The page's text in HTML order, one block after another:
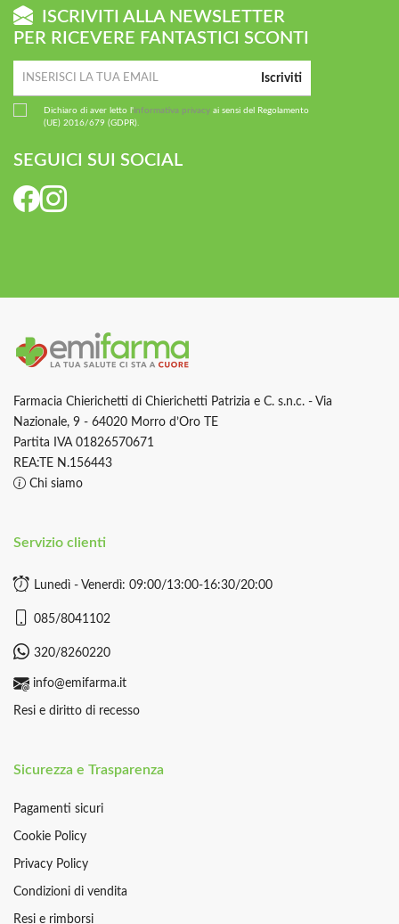
ISCRIVITI ALLA NEWSLETTER
PER RICEVERE FANTASTICI SCONTI
Iscriviti
Dichiaro di aver letto l'informativa privacy ai sensi del Regolamento
(UE) 2016/679 (GDPR).
SEGUICI SUI SOCIAL
Farmacia Chierichetti di Chierichetti Patrizia e C. s.n.c. - Via
Nazionale, 9 - 64020 Morro d’Oro TE
Partita IVA 01826570671
REA:TE N.156443
Chi siamo
Servizio clienti
Lunedì - Venerdì: 09:00/13:00-16:30/20:00
085/8041102
320/8260220
info@emifarma.it
Resi e diritto di recesso
Sicurezza e Trasparenza
Pagamenti sicuri
Cookie Policy
Privacy Policy
Condizioni di vendita
Resi e rimborsi